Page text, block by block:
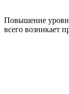
Повышение
всего возникает